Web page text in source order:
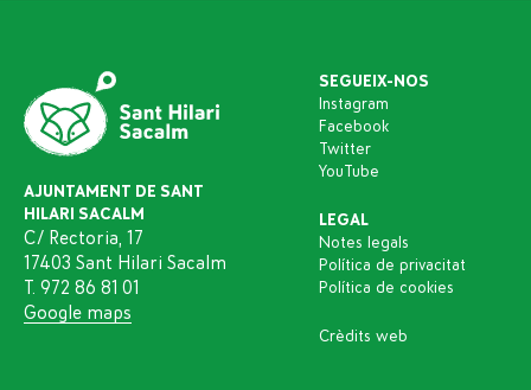
AJUNTAMENT DE SANT
HILARI SACALM
C/ Rectoria, 17
17403 Sant Hilari Sacalm
T. 972 86 81 01
Google maps
SEGUEIX-NOS
Instagram
Facebook
Twitter
YouTube
LEGAL
Notes legals
Política de privacitat
Política de cookies
Crèdits web